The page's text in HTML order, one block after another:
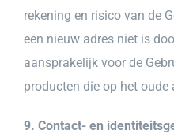
rekening en risico van de
een nieuw adres niet is
aansprakelijk voor de
producten die op het oude
9. Contact- en